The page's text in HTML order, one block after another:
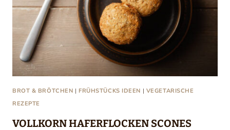
BROT & BRÖTCHEN | FRÜHSTÜCKS IDEEN | VEGETARISCHE
REZEPTE
VOLLKORN HAFERFLOCKEN SCONES